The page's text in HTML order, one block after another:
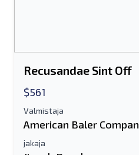
Recusandae Sint Off
$561
Valmistaja
American Baler
jakaja